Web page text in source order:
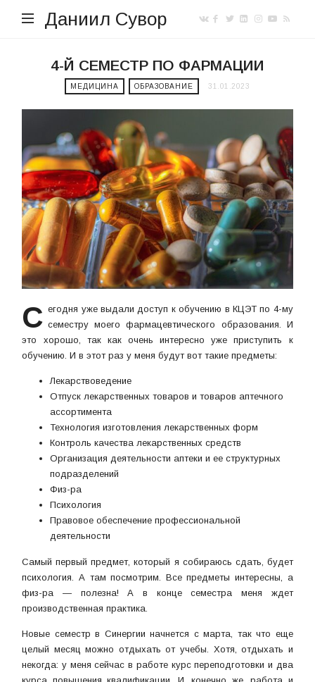
Даниил Сувор
4-Й СЕМЕСТР ПО ФАРМАЦИИ
МЕДИЦИНА ОБРАЗОВАНИЕ 31.01.2023
С егодня уже выдали доступ к обучению в КЦЭТ по 4-му
семестру моего фармацевтического образования. И
это хорошо, так как очень интересно уже приступить к
обучению. И в этот раз у меня будут вот такие предметы:
Лекарствоведение
Отпуск лекарственных товаров и товаров аптечного
ассортимента
Технология изготовления лекарственных форм
Контроль качества лекарственных средств
Организация деятельности аптеки и ее структурных
подразделений
Физ-ра
Психология
Правовое обеспечение профессиональной
деятельности
Самый первый предмет, который я собираюсь сдать, будет
психология. А там посмотрим. Все предметы интересны, а
физ-ра — полезна! А в конце семестра меня ждет
производственная практика.
Новые семестр в Синергии начнется с марта, так что еще
целый месяц можно отдыхать от учебы. Хотя, отдыхать и
некогда: у меня сейчас в работе курс переподготовки и два